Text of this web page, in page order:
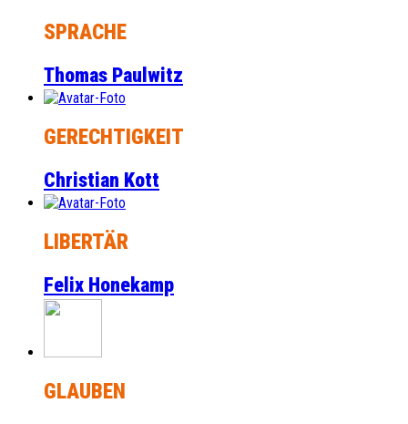
SPRACHE
Thomas Paulwitz
GERECHTIGKEIT
Christian Kott
LIBERTÄR
Felix Honekamp
GLAUBEN